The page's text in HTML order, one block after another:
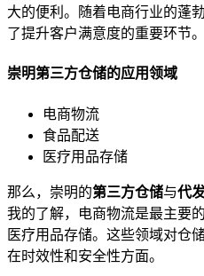
大的便利。随着电商行业的蓬
了提升客户满意度的重要环节。
崇明第三方仓储的应用领域
电商物流
食品配送
医疗用品存储
那么，崇明的第三方仓储与代
我的了解，电商物流是最主要
医疗用品存储。这些领域对仓
在时效性和安全性方面。